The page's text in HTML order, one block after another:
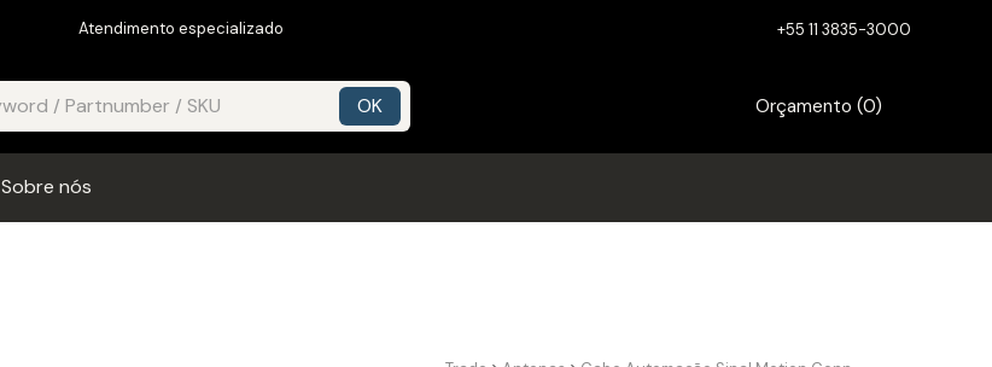
Atendimento especializado +55 11 3835-3000
Orçamento (0)
Sobre nós